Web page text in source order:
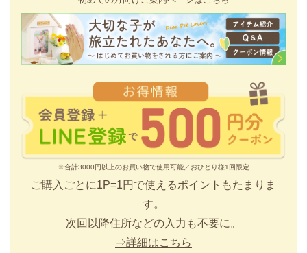
※合計3000円以上のお買い物で使用可能／おひとり様1回限定
ご購入ごとに1P=1円で使えるポイントもたまりま
す。
次回以降住所などの入力も不要に。
⇒詳細はこちら